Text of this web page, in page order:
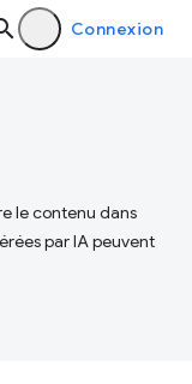
Connexion
le contenu dans
par IA peuvent